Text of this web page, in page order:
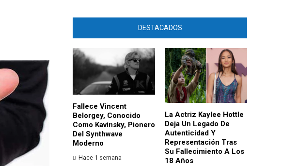
DESTACADOS
Fallece Vincent
Belorgey, Conocido
Como Kavinsky, Pionero
Del Synthwave
Moderno
Hace 1 semana
La Actriz Kaylee Hottle
Deja Un Legado De
Autenticidad Y
Representación Tras
Su Fallecimiento A Los
18 Años